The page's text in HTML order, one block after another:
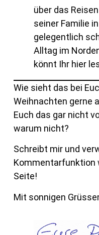
über das
seiner Familie
gelegentlich
Alltag im
könnt Ihr hier
Wie sieht das bei
Weihnachten gerne
Euch das gar nicht
warum nicht?
Schreibt mir und
Kommentarfunktion
Seite!
Mit sonnigen